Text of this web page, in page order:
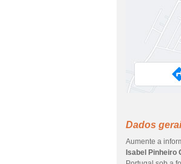
Dados
Aumente a
Isabel Pinheiro